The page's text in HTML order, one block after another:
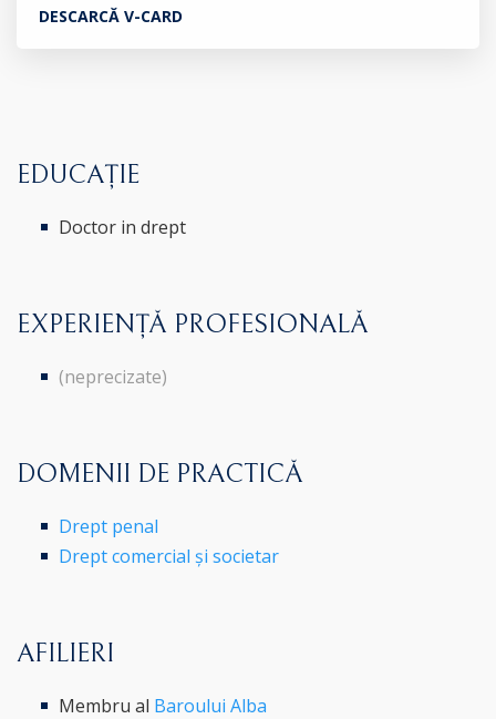
DESCARCĂ V-CARD
EDUCAȚIE
Doctor in drept
EXPERIENȚĂ PROFESIONALĂ
(neprecizate)
DOMENII DE PRACTICĂ
Drept penal
Drept comercial și societar
AFILIERI
Membru al Baroului Alba